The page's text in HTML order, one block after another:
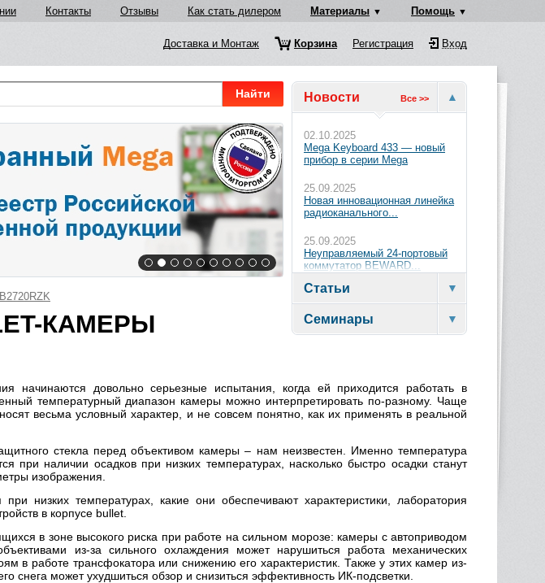
Контакты Отзывы Как стать дилером Материалы Помощь
Доставка и Монтаж Корзина Регистрация Вход
Новости Все >>
02.10.2025
Mega Keyboard 433 — новый
прибор в серии Mega
25.09.2025
Новая инновационная линейка
радиоканального...
25.09.2025
Неуправляемый 24-портовый
коммутатор BEWARD...
Статьи
Семинары
Найти
КАМЕРЫ
начинаются довольно серьезные испытания, когда ей приходится работать в
температурный диапазон камеры можно интерпретировать по-разному. Чаще
весьма условный характер, и не совсем понятно, как их применять в реальной
стекла перед объективом камеры – нам неизвестен. Именно температура
при наличии осадков при низких температурах, насколько быстро осадки станут
изображения.
низких температурах, какие они обеспечивают характеристики, лаборатория
в корпусе bullet.
в зоне высокого риска при работе на сильном морозе: камеры с автоприводом
из-за сильного охлаждения может нарушиться работа механических
в работе трансфокатора или снижению его характеристик. Также у этих камер из-
снега может ухудшиться обзор и снизиться эффективность ИК-подсветки.